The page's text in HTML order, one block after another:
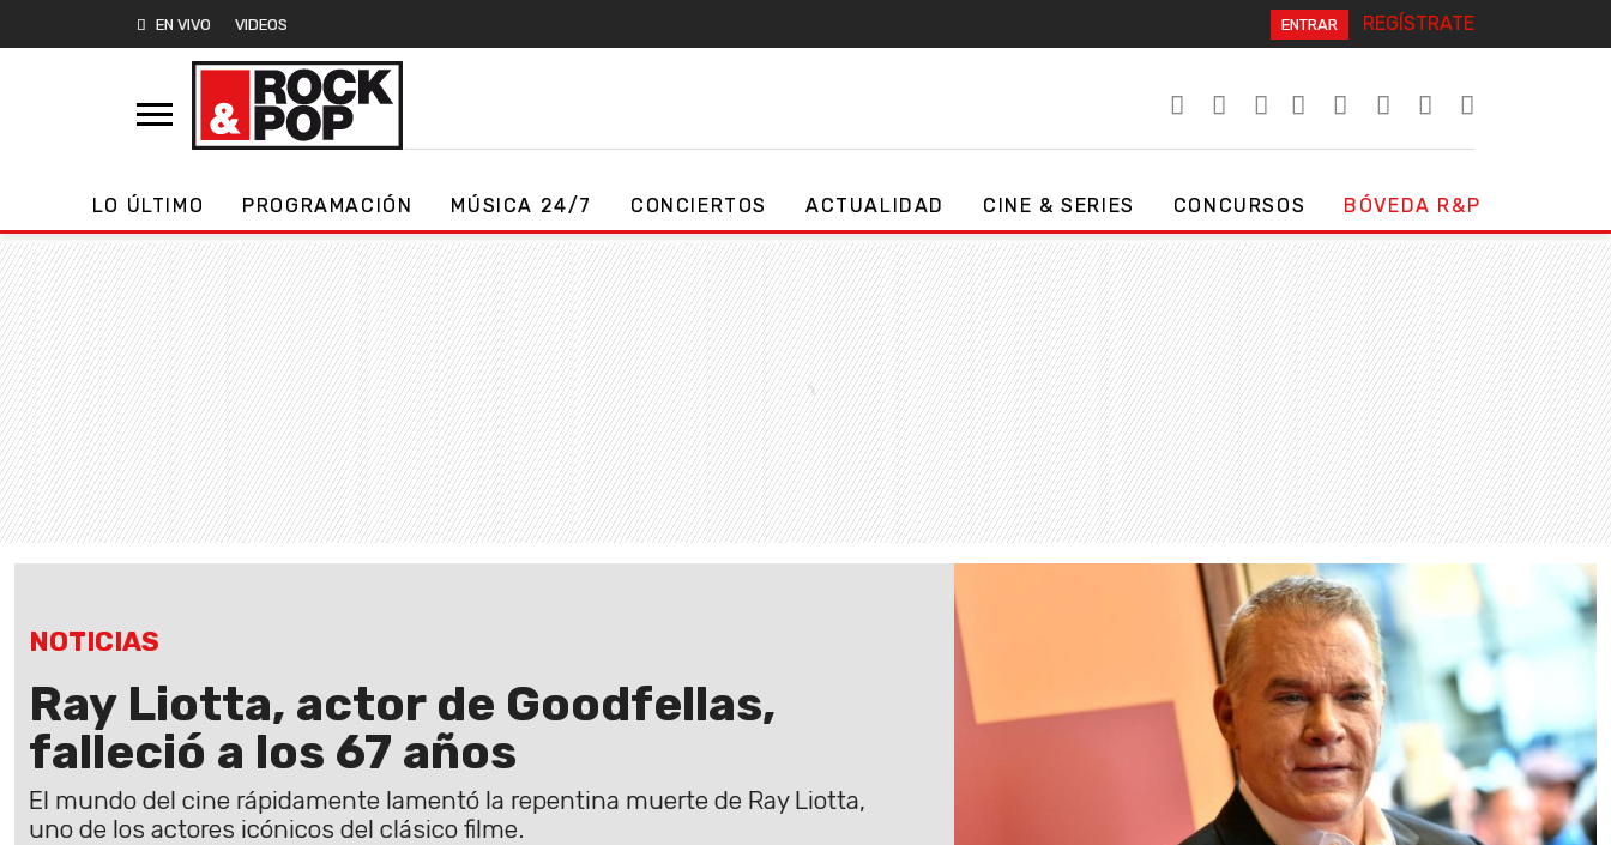
EN VIVO VIDEOS ENTRAR REGÍSTRATE
LO ÚLTIMO PROGRAMACIÓN MÚSICA 24/7 CONCIERTOS ACTUALIDAD CINE & SERIES CONCURSOS BÓVEDA R&P
NOTICIAS
Ray Liotta, actor de Goodfellas,
falleció a los 67 años
El mundo del cine rápidamente lamentó la repentina muerte de Ray Liotta,
uno de los actores icónicos del clásico filme.